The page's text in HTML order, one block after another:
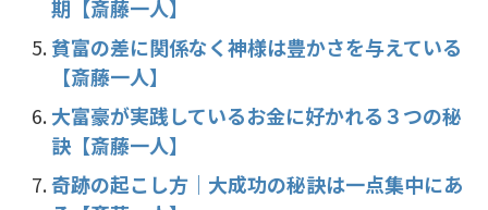
期【斎藤一人】
貧富の差に関係なく神様は豊かさを与えている
【斎藤一人】
大富豪が実践しているお金に好かれる３つの秘
訣【斎藤一人】
奇跡の起こし方｜大成功の秘訣は一点集中にあ